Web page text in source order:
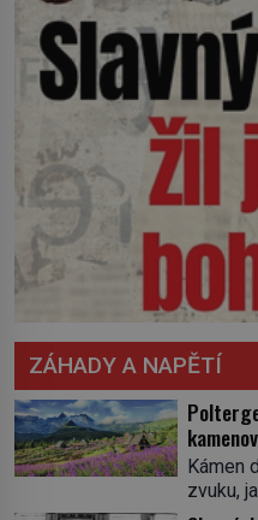
ZÁHADY A NAPĚTÍ
Kámen
zvuku,